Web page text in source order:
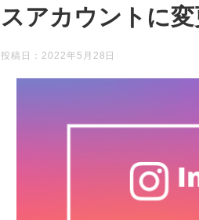
スアカウントに
投稿日： 2022年5月28日